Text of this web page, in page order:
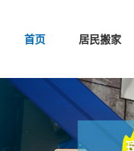
首页 居民搬家